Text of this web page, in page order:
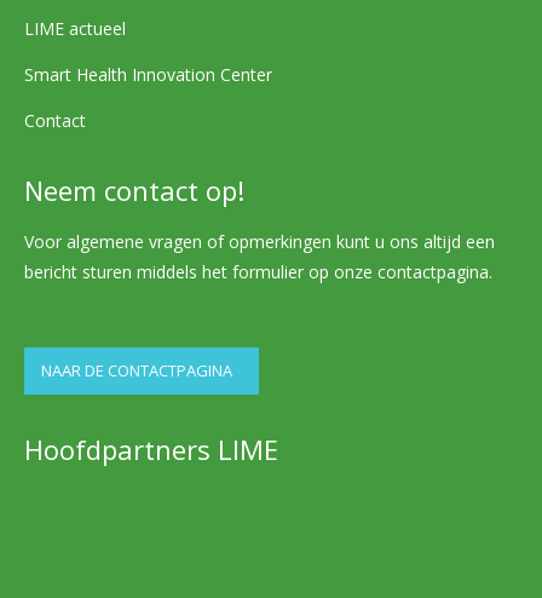
LIME actueel
Smart Health Innovation Center
Contact
Neem contact op!
Voor algemene vragen of opmerkingen kunt u ons altijd een
bericht sturen middels het formulier op onze contactpagina.
NAAR DE CONTACTPAGINA
Hoofdpartners LIME